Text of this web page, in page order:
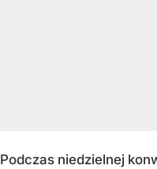
Podczas niedzielnej